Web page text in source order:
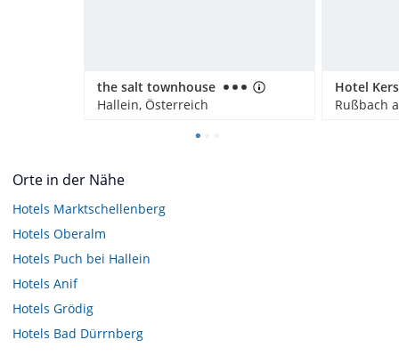
the salt townhouse
Hallein, Österreich
Orte in der Nähe
Hotels Marktschellenberg
Hotels Oberalm
Hotels Puch bei Hallein
Hotels Anif
Hotels Grödig
Hotels Bad Dürrnberg